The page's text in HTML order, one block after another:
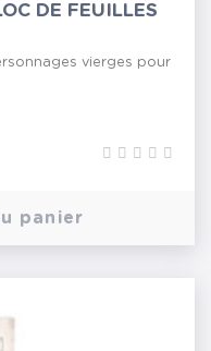
DE FEUILLES
vierges pour
panier